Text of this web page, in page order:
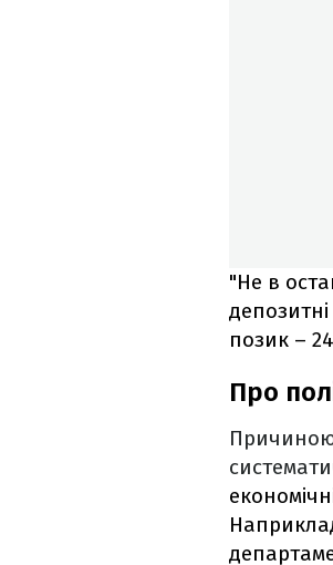
"Не в
позик –
Про
Причиною